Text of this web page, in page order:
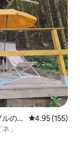
のシ
レビュー155
4.95 (155)
」